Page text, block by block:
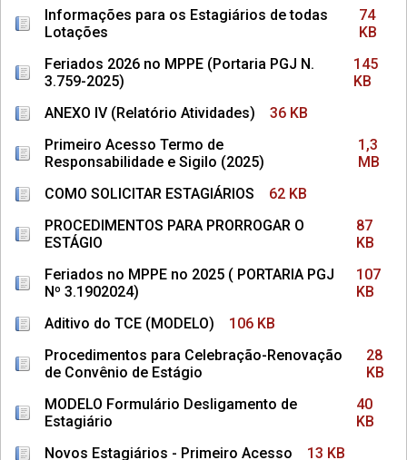
Informações para os Estagiários de todas
Lotações
74
KB
Feriados 2026 no MPPE (Portaria PGJ N.
3.759-2025)
145
KB
ANEXO IV (Relatório Atividades)
36 KB
Primeiro Acesso Termo de
Responsabilidade e Sigilo (2025)
1,3
MB
COMO SOLICITAR ESTAGIÁRIOS
62 KB
PROCEDIMENTOS PARA PRORROGAR O
ESTÁGIO
87
KB
Feriados no MPPE no 2025 ( PORTARIA PGJ
Nº 3.1902024)
107
KB
Aditivo do TCE (MODELO)
106 KB
Procedimentos para Celebração-Renovação
de Convênio de Estágio
28
KB
MODELO Formulário Desligamento de
Estagiário
40
KB
Novos Estagiários - Primeiro Acesso
13 KB